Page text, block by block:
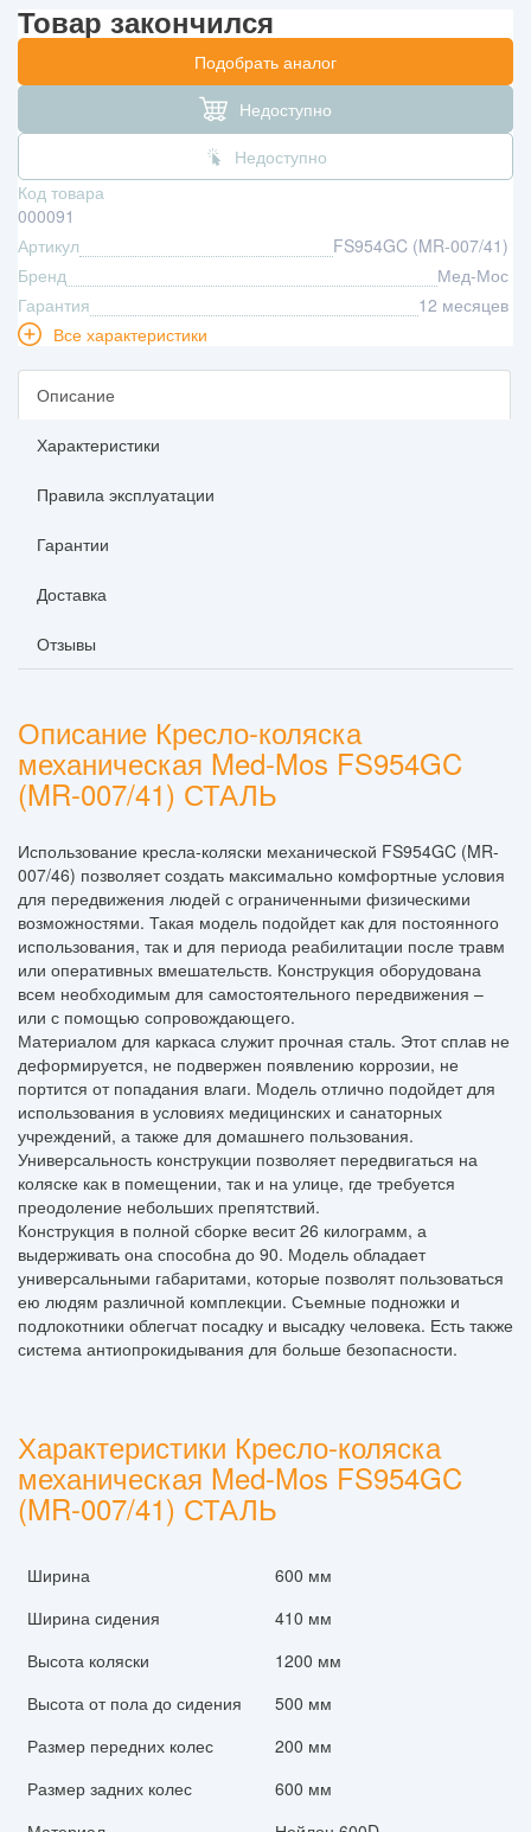
Товар закончился
Подобрать аналог
Недоступно
Недоступно
Код товара
000091
Артикул
FS954GC (MR-007/41)
Бренд
Мед-Мос
Гарантия
12 месяцев
Все характеристики
Описание
Характеристики
Правила эксплуатации
Гарантии
Доставка
Отзывы
Описание Кресло-коляска
механическая Med-Mos FS954GC
(MR-007/41) СТАЛЬ
Использование кресла-коляски механической FS954GC (MR-
007/46) позволяет создать максимально комфортные условия
для передвижения людей с ограниченными физическими
возможностями. Такая модель подойдет как для постоянного
использования, так и для периода реабилитации после травм
или оперативных вмешательств. Конструкция оборудована
всем необходимым для самостоятельного передвижения –
или с помощью сопровождающего.
Материалом для каркаса служит прочная сталь. Этот сплав не
деформируется, не подвержен появлению коррозии, не
портится от попадания влаги. Модель отлично подойдет для
использования в условиях медицинских и санаторных
учреждений, а также для домашнего пользования.
Универсальность конструкции позволяет передвигаться на
коляске как в помещении, так и на улице, где требуется
преодоление небольших препятствий.
Конструкция в полной сборке весит 26 килограмм, а
выдерживать она способна до 90. Модель обладает
универсальными габаритами, которые позволят пользоваться
ею людям различной комплекции. Съемные подножки и
подлокотники облегчат посадку и высадку человека. Есть также
система антиопрокидывания для больше безопасности.
Характеристики Кресло-коляска
механическая Med-Mos FS954GC
(MR-007/41) СТАЛЬ
Ширина
600 мм
Ширина сидения
410 мм
Высота коляски
1200 мм
Высота от пола до сидения
500 мм
Размер передних колес
200 мм
Размер задних колес
600 мм